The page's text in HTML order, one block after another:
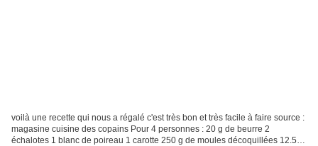
voilà une recette qui nous a régalé c'est très bon et très facile à faire source :
magasine cuisine des copains Pour 4 personnes : 20 g de beurre 2
échalotes 1 blanc de poireau 1 carotte 250 g de moules décoquillées 12.5 cl